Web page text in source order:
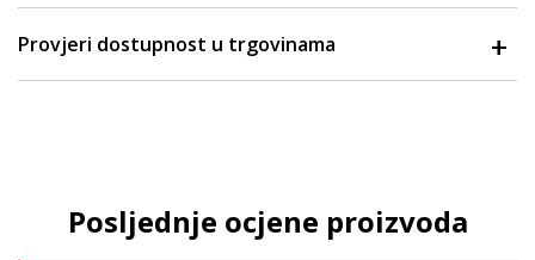
Provjeri dostupnost u trgovinama
Posljednje ocjene proizvoda